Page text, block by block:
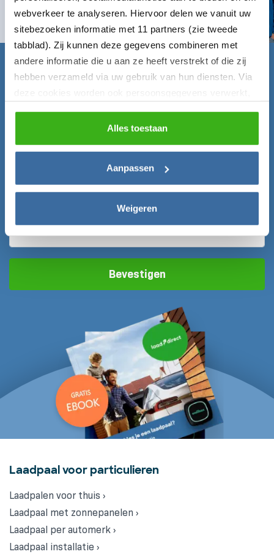
webverkeer te analyseren. Hiervoor delen we vanuit uw
sitebezoeken informatie met 11 partners (zie tweede
tabblad). Zij kunnen deze gegevens combineren met
andere informatie die u aan ze heeft verstrekt of die zij
hebben verzameld via uw gebruik van hun diensten. Via
locatiegegevens, voorkeuren en surfgedrag. U kunt
privacybeleid.
Alles toestaan
Aanpassen
Weigeren
Naar contactformulier
Claim nu gratis de Laadgids!
Vul onderstaand formulier in en ontvang de Laadgids
direct gratis per mail!
Voornaam*
Bevestigen
Laadpaal voor particulieren
Laadpalen voor thuis ›
Laadpaal met zonnepanelen ›
Laadpaal per automerk ›
Laadpaal installatie ›